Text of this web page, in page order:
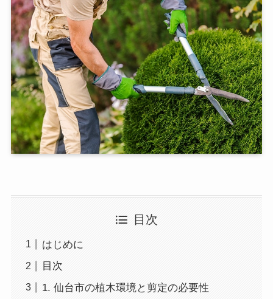
目次
はじめに
目次
1. 仙台市の植木環境と剪定の必要性